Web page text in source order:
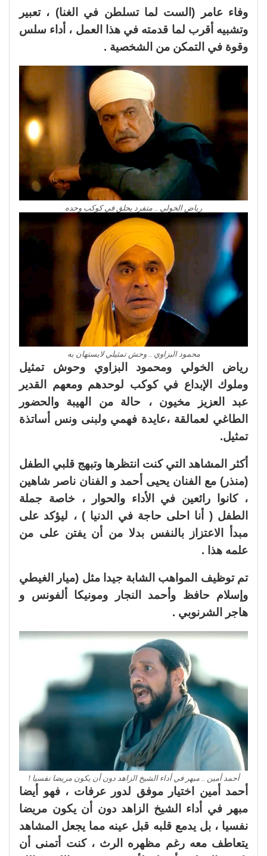
وفاء عامر (الست لما تسلطن في الغنا) ، تعبير
وتشبيه أقرب لما قدمته في هذا العمل ، أداء سلس
وقوة في التمكن من الشخصية .
رياض الخولي .. متفرد يحلق في كوكب وحده
محمود البزاوي .. وحش تمثيلي لايستهان به
رياض الخولي ومحمود البزاوي وحوش تمثيل
وملوك الإبداع في كوكب لوحدهم ومعهم القدير
عبد العزيز مخيون ، حالة من الهيبة والحضور
الطاغي لعمالقة ،عايدة فهمي ولبنى ونس أساتذة
تمثيل.
أكثر المشاهد التي كنت انتظرها وتبهج قلبي الطفل
(منذر) مع الفنان يحيى أحمد و الفنان ناصر شاهين
، كانوا رائعين في الأداء والحوار ، خاصة جملة
الطفل ( أنا احلى حاجة في الدنيا ) ، ليؤكد على
مبدأ الاعتزاز بالنفس بدلا من أن يفتن على من
علمه هذا .
تم توظيف المواهب الشابة جيدا مثل (ميار الغيطي
وإسلام حافظ وأحمد النجار ومونيكا ألفونس و
هاجر الشرنوبي .
أحمد أمين .. مبهر في أداء الشيخ الزاهد دون أن يكون مريضا نفسيا !
أحمد أمين اختيار موفق لدور عرفات ، فهو أيضا
مبهر في أداء الشيخ الزاهد دون أن يكون مريضا
نفسيا ، بل يدمع قلبه قبل عينه مما يجعل المشاهد
يتعاطف معه رغم مظهره الرث ، كنت أتمنى أن